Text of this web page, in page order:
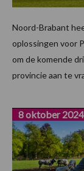
Noord-Brabant
oplossingen voor
om de komende
provincie aan te
8 oktober 2024